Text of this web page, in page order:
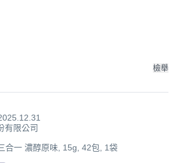
檢舉
有限公司
合一 濃醇原味, 15g, 42包, 1袋